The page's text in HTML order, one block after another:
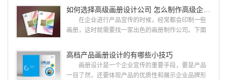
用目的、适用范畴并深刻...
计经验,服务过3000多家的广州集团/单位/产品/目录画
册设计/印刷公司。相信不少喜欢设计的小伙伴都会对
今天的内容感兴趣吧! 一、广州的古柏设计 古
广的专业...
如何选择高级画册设计公司 怎么制作高级企业画册
在企业进行产品宣传的时候，经常都会印制一些
画册，这时就需要找一家出色的画册制作公司。下面
司，怎么制作高级企业画册?高级画册设计公司 如
何选择高级画册设计公司 首先是员工的能力是否
过硬。这包括调研人员观察捕捉信息、与企业顺利沟
高档产品画册设计的有哪些小技巧
画册设计是一个企业宣传的重要手段，要是产品
一目了然，还要体现产品的优质性和展示企业品牌形